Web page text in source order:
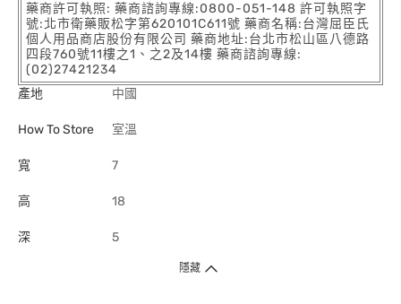
藥商許可執照: 藥商諮詢專線:0800-051-148 許可執照字
號:北市衛藥販松字第620101C611號 藥商名稱:台灣屈臣氏
個人用品商店股份有限公司 藥商地址:台北市松山區八德路
四段760號11樓之1、之2及14樓 藥商諮詢專線:
(02)27421234
產地
中國
How To Store 室溫
寬 7
高 18
深 5
隱藏